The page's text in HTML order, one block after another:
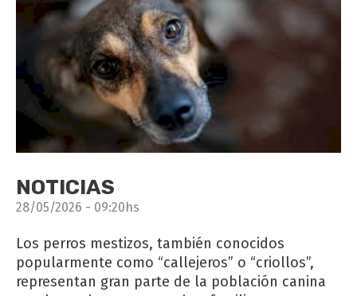
NOTICIAS
28/05/2026 - 09:20hs
Los perros mestizos, también conocidos
popularmente como “callejeros” o “criollos”,
representan gran parte de la población canina